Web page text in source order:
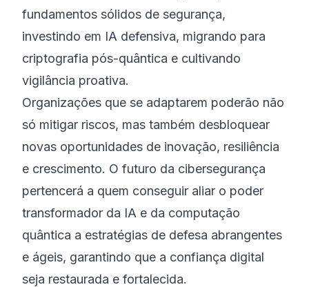
fundamentos sólidos de segurança,
investindo em IA defensiva, migrando para
criptografia pós-quântica e cultivando
vigilância proativa.
Organizações que se adaptarem poderão não
só mitigar riscos, mas também desbloquear
novas oportunidades de inovação, resiliência
e crescimento. O futuro da cibersegurança
pertencerá a quem conseguir aliar o poder
transformador da IA e da computação
quântica a estratégias de defesa abrangentes
e ágeis, garantindo que a confiança digital
seja restaurada e fortalecida.